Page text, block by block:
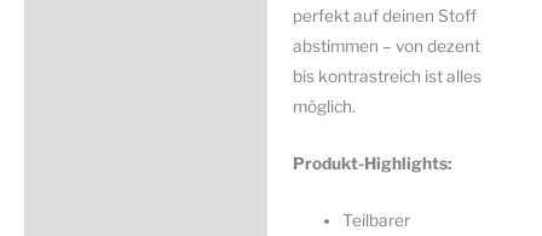
perfekt auf deinen Stoff
abstimmen – von dezent
bis kontrastreich ist alles
möglich.
Produkt-Highlights:
Teilbarer